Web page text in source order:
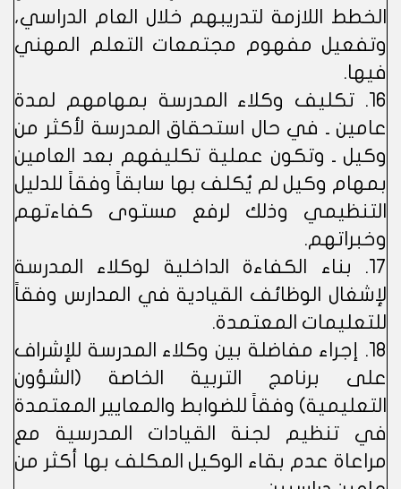
الخطط اللازمة لتدريبهم خلال العام الدراسي،
وتفعيل مفهوم مجتمعات التعلم المهني
فيها.
16. تكليف وكلاء المدرسة بمهامهم لمدة
عامين ـ في حال استحقاق المدرسة لأكثر من
وكيل ـ وتكون عملية تكليفهم بعد العامين
بمهام وكيل لم يُكلف بها سابقاً وفقاً للدليل
التنظيمي وذلك لرفع مستوى كفاءتهم
وخبراتهم.
17. بناء الكفاءة الداخلية لوكلاء المدرسة
لإشغال الوظائف القيادية في المدارس وفقاً
للتعليمات المعتمدة.
18. إجراء مفاضلة بين وكلاء المدرسة للإشراف
على برنامج التربية الخاصة (الشؤون
التعليمية) وفقاً للضوابط والمعايير المعتمدة
في تنظيم لجنة القيادات المدرسية مع
مراعاة عدم بقاء الوكيل المكلف بها أكثر من